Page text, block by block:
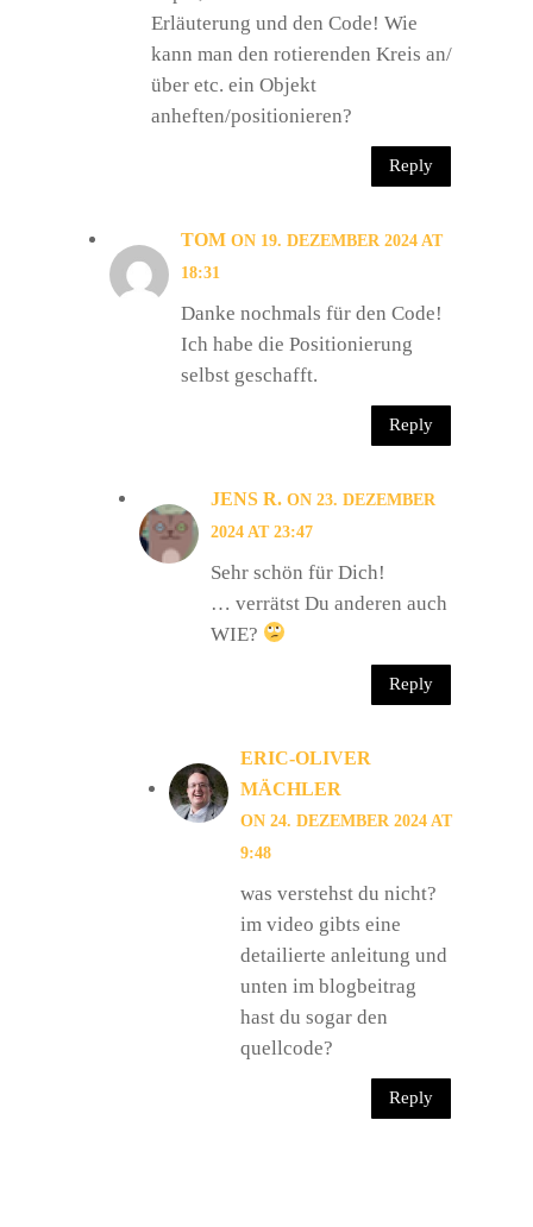
Erläuterung und den Code! Wie
kann man den rotierenden Kreis an/
über etc. ein Objekt
anheften/positionieren?
Reply
TOM ON 19. DEZEMBER 2024 AT
18:31
Danke nochmals für den Code!
Ich habe die Positionierung
selbst geschafft.
Reply
JENS R. ON 23. DEZEMBER
2024 AT 23:47
Sehr schön für Dich!
… verrätst Du anderen auch
WIE?
Reply
ERIC-OLIVER
MÄCHLER
ON 24. DEZEMBER 2024 AT
9:48
was verstehst du nicht?
im video gibts eine
detailierte anleitung und
unten im blogbeitrag
hast du sogar den
quellcode?
Reply